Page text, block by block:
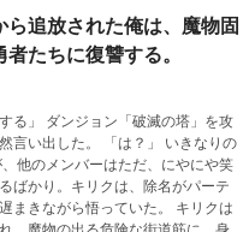
追放された俺は、魔物固
たちに復讐する。
る」 ダンジョン「破滅の塔」を攻
言い出した。 「は？」 いきなりの
他のメンバーはただ、にやにや笑
ばかり。キリクは、除名がパーテ
まきながら悟っていた。 キリクは